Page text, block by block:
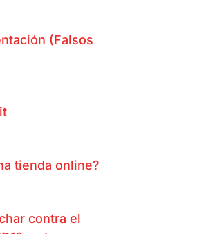
(Falsos
tienda online?
contra el